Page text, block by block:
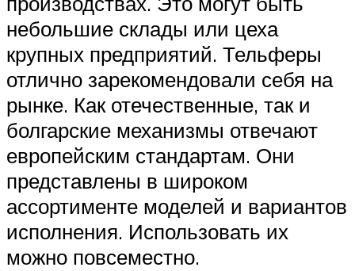
небольшие склады или цеха
крупных предприятий. Тельферы
отлично зарекомендовали себя на
рынке. Как отечественные, так и
болгарские механизмы отвечают
европейским стандартам. Они
представлены в широком
ассортименте моделей и вариантов
исполнения. Использовать их
можно повсеместно.